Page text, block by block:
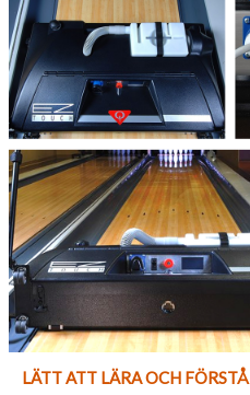
LÄTT ATT LÄRA OCH FÖRSTÅ